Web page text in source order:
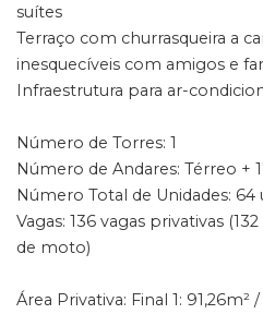
suítes
Terraço com churrasqueira a
inesquecíveis com amigos e
Infraestrutura para ar-
Número de Torres: 1
Número de Andares: Térreo +
Número Total de Unidades:
Vagas: 136 vagas privativas
de moto)
Área Privativa: Final 1: 91,26m²